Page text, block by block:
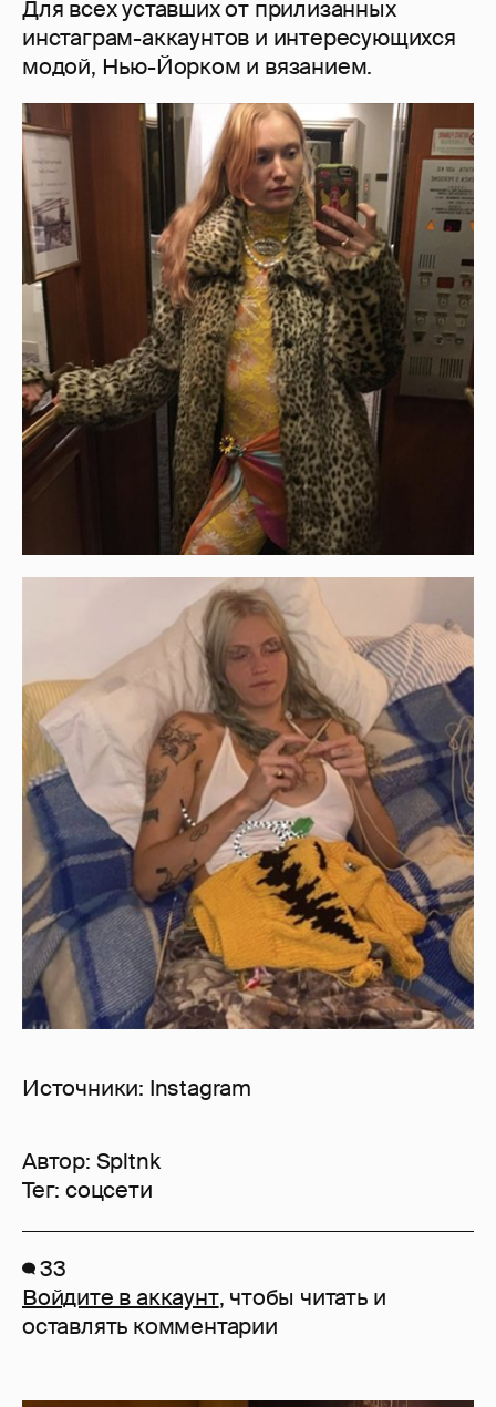
Для всех уставших от прилизанных
инстаграм-аккаунтов и интересующихся
модой, Нью-Йорком и вязанием.
Источники: Instagram
Автор: Spltnk
Тег: соцсети
33
Войдите в аккаунт, чтобы читать и
оставлять комментарии